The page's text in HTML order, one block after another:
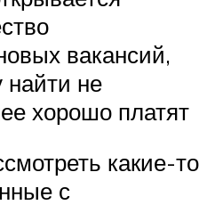
вакансий,
найти не
хорошо платят
какие-то
с